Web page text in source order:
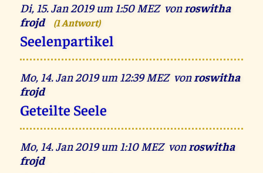
Di, 15. Jan 2019 um 1:50 MEZ vonroswitha
frojd
(1 Antwort)
Seelenpartikel
Mo, 14. Jan 2019 um 12:39 MEZ vonroswitha
frojd
Geteilte Seele
Mo, 14. Jan 2019 um 1:10 MEZ von roswitha
frojd